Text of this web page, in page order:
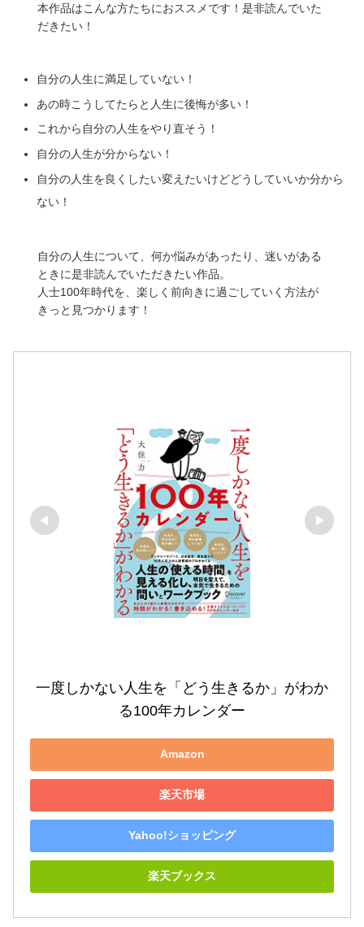
本作品はこんな方たちにおススメです！是非読んでいた
だきたい！
自分の人生に満足していない！
あの時こうしてたらと人生に後悔が多い！
これから自分の人生をやり直そう！
自分の人生が分からない！
自分の人生を良くしたい変えたいけどどうしていいか分から
ない！
自分の人生について、何か悩みがあったり、迷いがある
ときに是非読んでいただきたい作品。
人士100年時代を、楽しく前向きに過ごしていく方法が
きっと見つかります！
一度しかない人生を「どう生きるか」がわか
る100年カレンダー
Amazon
楽天市場
Yahoo!ショッピング
楽天ブックス